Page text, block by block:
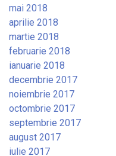
mai 2018
aprilie 2018
martie 2018
februarie 2018
ianuarie 2018
decembrie 2017
noiembrie 2017
octombrie 2017
septembrie 2017
august 2017
iulie 2017